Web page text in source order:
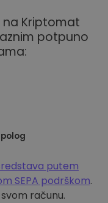
na Kriptomat
potpuno
putem
SEPA podrškom.
računu.